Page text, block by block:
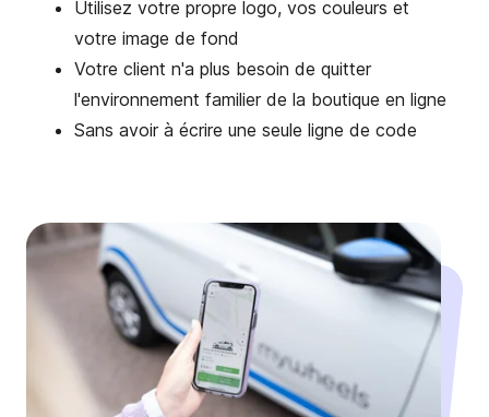
Utilisez votre propre logo, vos couleurs et
votre image de fond
Votre client n'a plus besoin de quitter
l'environnement familier de la boutique en ligne
Sans avoir à écrire une seule ligne de code